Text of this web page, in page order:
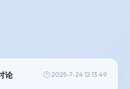
论 🕐 2025-7-24 12:13:49